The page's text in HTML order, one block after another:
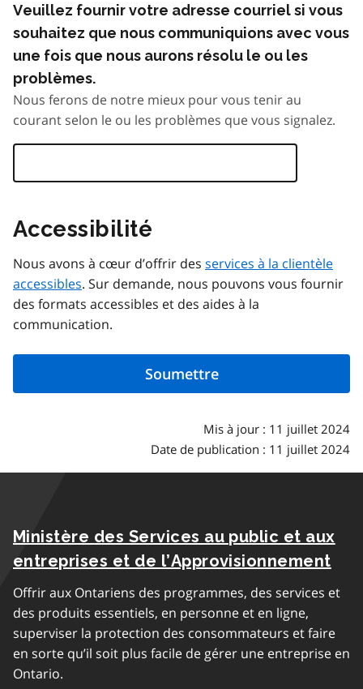
Veuillez fournir votre adresse courriel si vous
souhaitez que nous communiquions avec vous
une fois que nous aurons résolu le ou les
problèmes.
Nous ferons de notre mieux pour vous tenir au
courant selon le ou les problèmes que vous signalez.
Accessibilité
Nous avons à cœur d’offrir des services à la clientèle
accessibles. Sur demande, nous pouvons vous fournir
des formats accessibles et des aides à la
communication.
Mis à jour : 11 juillet 2024
Date de publication : 11 juillet 2024
Ministère des Services au public et aux
entreprises et de l’Approvisionnement
Offrir aux Ontariens des programmes, des services et
des produits essentiels, en personne et en ligne,
superviser la protection des consommateurs et faire
en sorte qu’il soit plus facile de gérer une entreprise en
Ontario.